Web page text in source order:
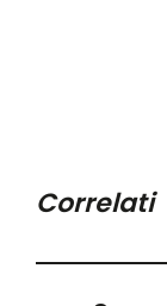
Correlati